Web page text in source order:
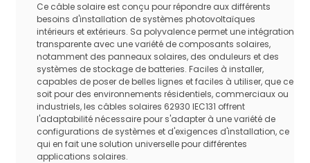
Ce câble solaire est conçu pour répondre aux différents
besoins d'installation de systèmes photovoltaïques
intérieurs et extérieurs. Sa polyvalence permet une intégration
transparente avec une variété de composants solaires,
notamment des panneaux solaires, des onduleurs et des
systèmes de stockage de batteries. Faciles à installer,
capables de poser de belles lignes et faciles à utiliser, que ce
soit pour des environnements résidentiels, commerciaux ou
industriels, les câbles solaires 62930 IEC131 offrent
l'adaptabilité nécessaire pour s'adapter à une variété de
configurations de systèmes et d'exigences d'installation, ce
qui en fait une solution universelle pour différentes
applications solaires.
Nom du produit
Câble solaire photovoltaïque CC
Couleur
Noir, rouge, marron, gris ou
personnalisé
Spécification1
1,5 mm2, 2,5 mm2, 4,0 mm2, 6,0
mm2, 10,0 mm2, 16,0 mm2, 25,0
mm2, 35,0 mm2
Nombre de cœurs
Noyau unique
Paquet de transport
Tambour ou roulement
Tension nominale
CA : 1,0/1,0 kV CC : 1,5 kV